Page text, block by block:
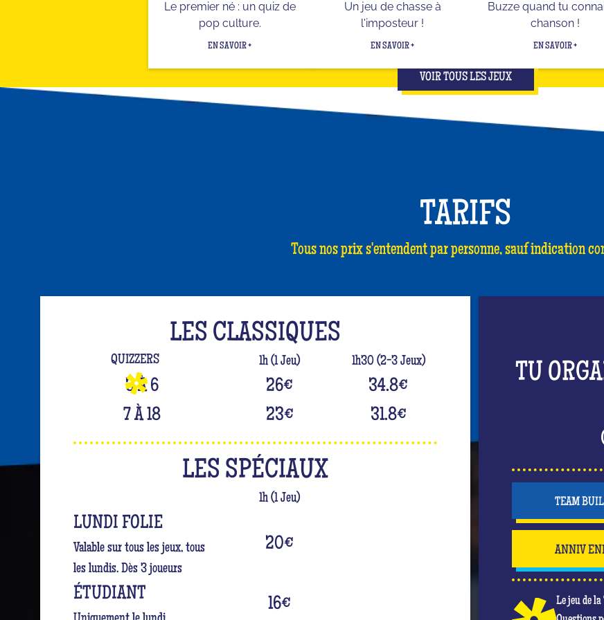
Le premier né : un quiz de
pop culture.
EN SAVOIR +
Un jeu de chasse à
l'imposteur !
EN SAVOIR +
Buzze quand tu
chanson !
EN SAVOIR +
VOIR TOUS LES JEUX
TARIFS
Tous nos prix s'entendent par personne, sauf indication
LES CLASSIQUES
QUIZZERS 1h (1 Jeu) 1h30 (2-3 Jeux)
3 À 6 26€ 34.8€
7 À 18
23€ 31.8€
LES SPÉCIAUX
1h (1 Jeu)
LUNDI FOLIE
Valable sur tous les jeux, tous
les lundis. Dès 3 joueurs
20€
ÉTUDIANT
16€
TU
TEAM
ANNIV
Le jeu de